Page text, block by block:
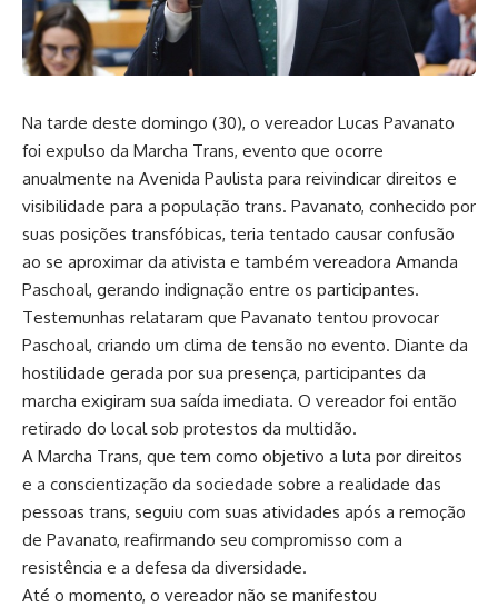
Na tarde deste domingo (30), o vereador Lucas Pavanato
foi expulso da Marcha Trans, evento que ocorre
anualmente na Avenida Paulista para reivindicar direitos e
visibilidade para a população trans. Pavanato, conhecido por
suas posições transfóbicas, teria tentado causar confusão
ao se aproximar da ativista e também vereadora Amanda
Paschoal, gerando indignação entre os participantes.
Testemunhas relataram que Pavanato tentou provocar
Paschoal, criando um clima de tensão no evento. Diante da
hostilidade gerada por sua presença, participantes da
marcha exigiram sua saída imediata. O vereador foi então
retirado do local sob protestos da multidão.
A Marcha Trans, que tem como objetivo a luta por direitos
e a conscientização da sociedade sobre a realidade das
pessoas trans, seguiu com suas atividades após a remoção
de Pavanato, reafirmando seu compromisso com a
resistência e a defesa da diversidade.
Até o momento, o vereador não se manifestou